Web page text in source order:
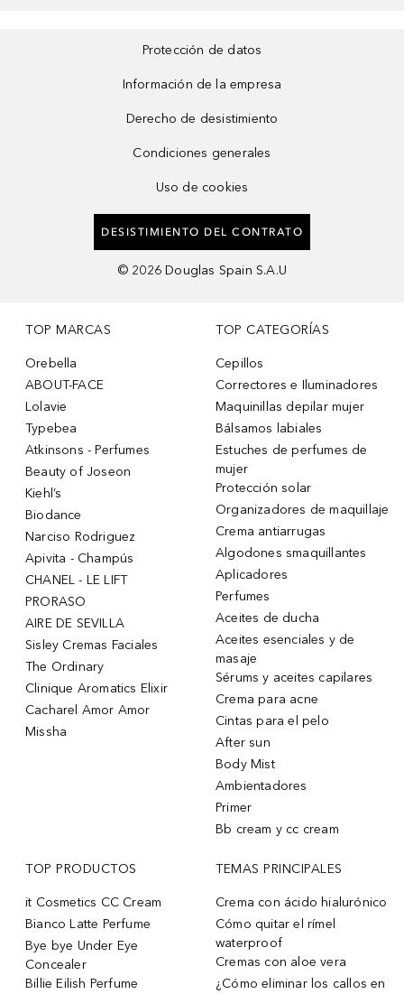
Protección de datos
Información de la empresa
Derecho de desistimiento
Condiciones generales
Uso de cookies
DESISTIMIENTO DEL CONTRATO
© 2026 Douglas Spain S.A.U
TOP MARCAS
Orebella
ABOUT-FACE
Lolavie
Typebea
Atkinsons - Perfumes
Beauty of Joseon
Kiehl’s
Biodance
Narciso Rodriguez
Apivita - Champús
CHANEL - LE LIFT
PRORASO
AIRE DE SEVILLA
Sisley Cremas Faciales
The Ordinary
Clinique Aromatics Elixir
Cacharel Amor Amor
Missha
TOP CATEGORÍAS
Cepillos
Correctores e Iluminadores
Maquinillas depilar mujer
Bálsamos labiales
Estuches de perfumes de
mujer
Protección solar
Organizadores de maquillaje
Crema antiarrugas
Algodones smaquillantes
Aplicadores
Perfumes
Aceites de ducha
Aceites esenciales y de
masaje
Sérums y aceites capilares
Crema para acne
Cintas para el pelo
After sun
Body Mist
Ambientadores
Primer
Bb cream y cc cream
TOP PRODUCTOS
it Cosmetics CC Cream
Bianco Latte Perfume
Bye bye Under Eye
Concealer
Billie Eilish Perfume
TEMAS PRINCIPALES
Crema con ácido hialurónico
Cómo quitar el rímel
waterproof
Cremas con aloe vera
¿Cómo eliminar los callos en